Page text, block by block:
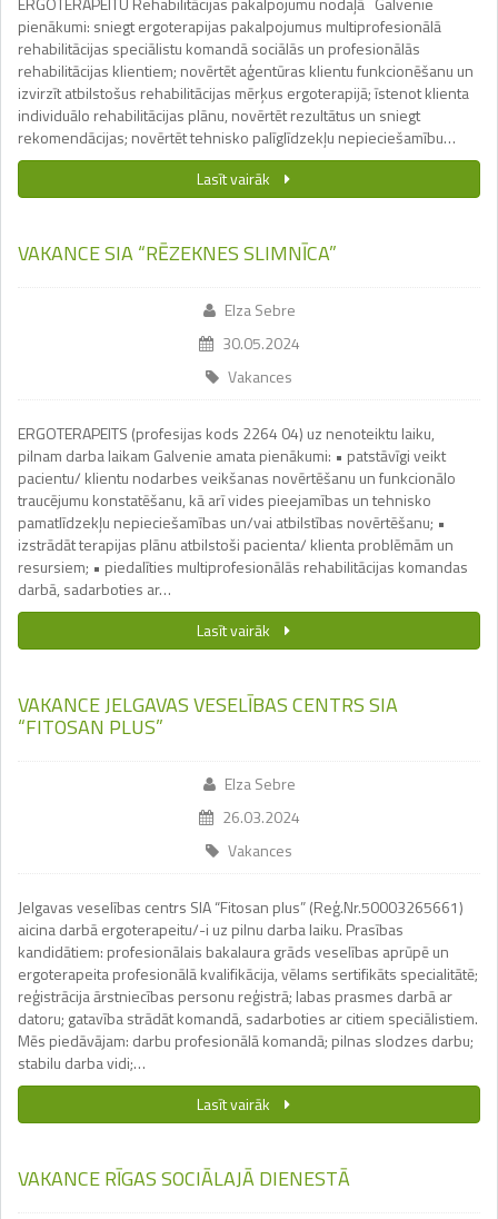
pienākumi: sniegt ergoterapijas pakalpojumus multiprofesionālā
rehabilitācijas speciālistu komandā sociālās un profesionālās
rehabilitācijas klientiem; novērtēt aģentūras klientu funkcionēšanu un
izvirzīt atbilstošus rehabilitācijas mērķus ergoterapijā; īstenot klienta
individuālo rehabilitācijas plānu, novērtēt rezultātus un sniegt
rekomendācijas; novērtēt tehnisko palīglīdzekļu nepieciešamību…
Lasīt vairāk
VAKANCE SIA “RĒZEKNES SLIMNĪCA”
Elza Sebre
30.05.2024
Vakances
ERGOTERAPEITS (profesijas kods 2264 04) uz nenoteiktu laiku,
pilnam darba laikam Galvenie amata pienākumi: • patstāvīgi veikt
pacientu/ klientu nodarbes veikšanas novērtēšanu un funkcionālo
traucējumu konstatēšanu, kā arī vides pieejamības un tehnisko
pamatlīdzekļu nepieciešamības un/vai atbilstības novērtēšanu; •
izstrādāt terapijas plānu atbilstoši pacienta/ klienta problēmām un
resursiem; • piedalīties multiprofesionālās rehabilitācijas komandas
darbā, sadarboties ar…
Lasīt vairāk
VAKANCE JELGAVAS VESELĪBAS CENTRS SIA
“FITOSAN PLUS”
Elza Sebre
26.03.2024
Vakances
Jelgavas veselības centrs SIA “Fitosan plus” (Reģ.Nr.50003265661)
aicina darbā ergoterapeitu/-i uz pilnu darba laiku. Prasības
kandidātiem: profesionālais bakalaura grāds veselības aprūpē un
ergoterapeita profesionālā kvalifikācija, vēlams sertifikāts specialitātē;
reģistrācija ārstniecības personu reģistrā; labas prasmes darbā ar
datoru; gatavība strādāt komandā, sadarboties ar citiem speciālistiem.
Mēs piedāvājam: darbu profesionālā komandā; pilnas slodzes darbu;
stabilu darba vidi;…
Lasīt vairāk
VAKANCE RĪGAS SOCIĀLAJĀ DIENESTĀ